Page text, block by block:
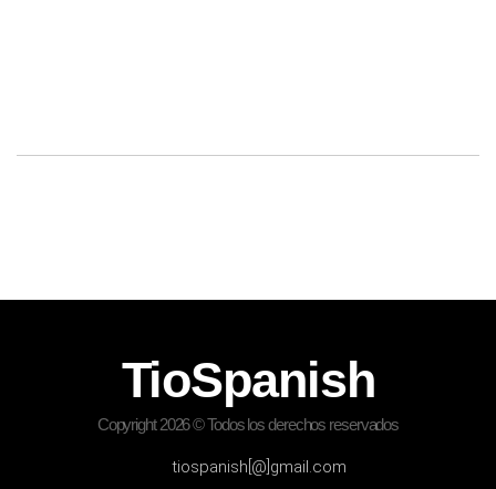
TioSpanish
Copyright 2026 © Todos los derechos reservados
tiospanish[@]gmail.com